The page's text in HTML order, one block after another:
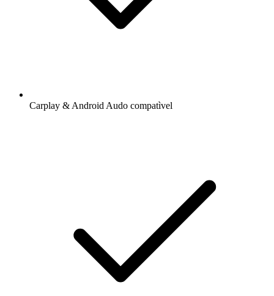
Carplay & Android Audo compatìvel